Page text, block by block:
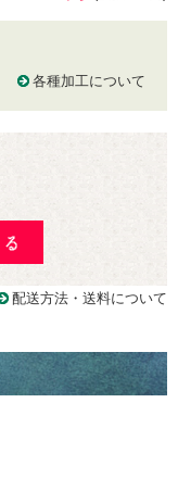
各種加工について
配送方法・送料について